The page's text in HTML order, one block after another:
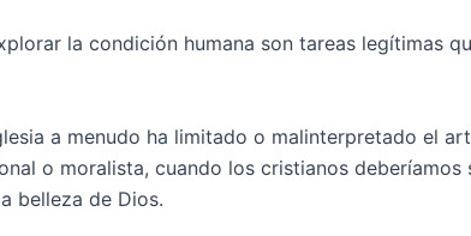
la condición humana son tareas legítimas
a menudo ha limitado o malinterpretado el
o moralista, cuando los cristianos deberíamos
belleza de Dios.